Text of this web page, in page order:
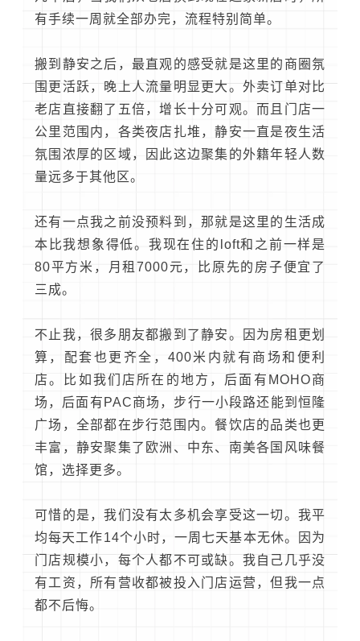
有手续一周就全部办完，流程特别简单。
搬到静安之后，最直观的感受就是这里的商圈氛
围更活跃，晚上人流量明显更大。外卖订单对比
老店直接翻了五倍，增长十分可观。而且门店一
公里范围内，各类夜店扎堆，静安一直是夜生活
氛围浓厚的区域，因此这边聚集的外籍年轻人数
量远多于其他区。
还有一点我之前没预料到，那就是这里的生活成
本比我想象得低。我现在住的loft和之前一样是
80平方米，月租7000元，比原先的房子便宜了
三成。
不止我，很多朋友都搬到了静安。因为房租更划
算，配套也更齐全，400米内就有商场和便利
店。比如我们店所在的地方，后面有MOHO商
场，后面有PAC商场，步行一小段路还能到恒隆
广场，全部都在步行范围内。餐饮店的品类也更
丰富，静安聚集了欧洲、 中东、南美各国风味餐
馆，选择更多。
可惜的是，我们没有太多机会享受这一切。我平
均每天工作14个小时，一周七天基本无休。因为
门店规模小，每个人都不可或缺。我自己几乎没
有工资，所有营收都被投入门店运营，但我一点
都不后悔。